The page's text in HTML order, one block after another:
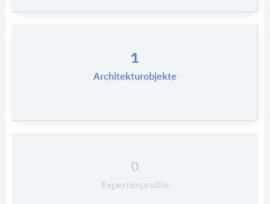
1
Architekturobjekte
0
Expertenprofile